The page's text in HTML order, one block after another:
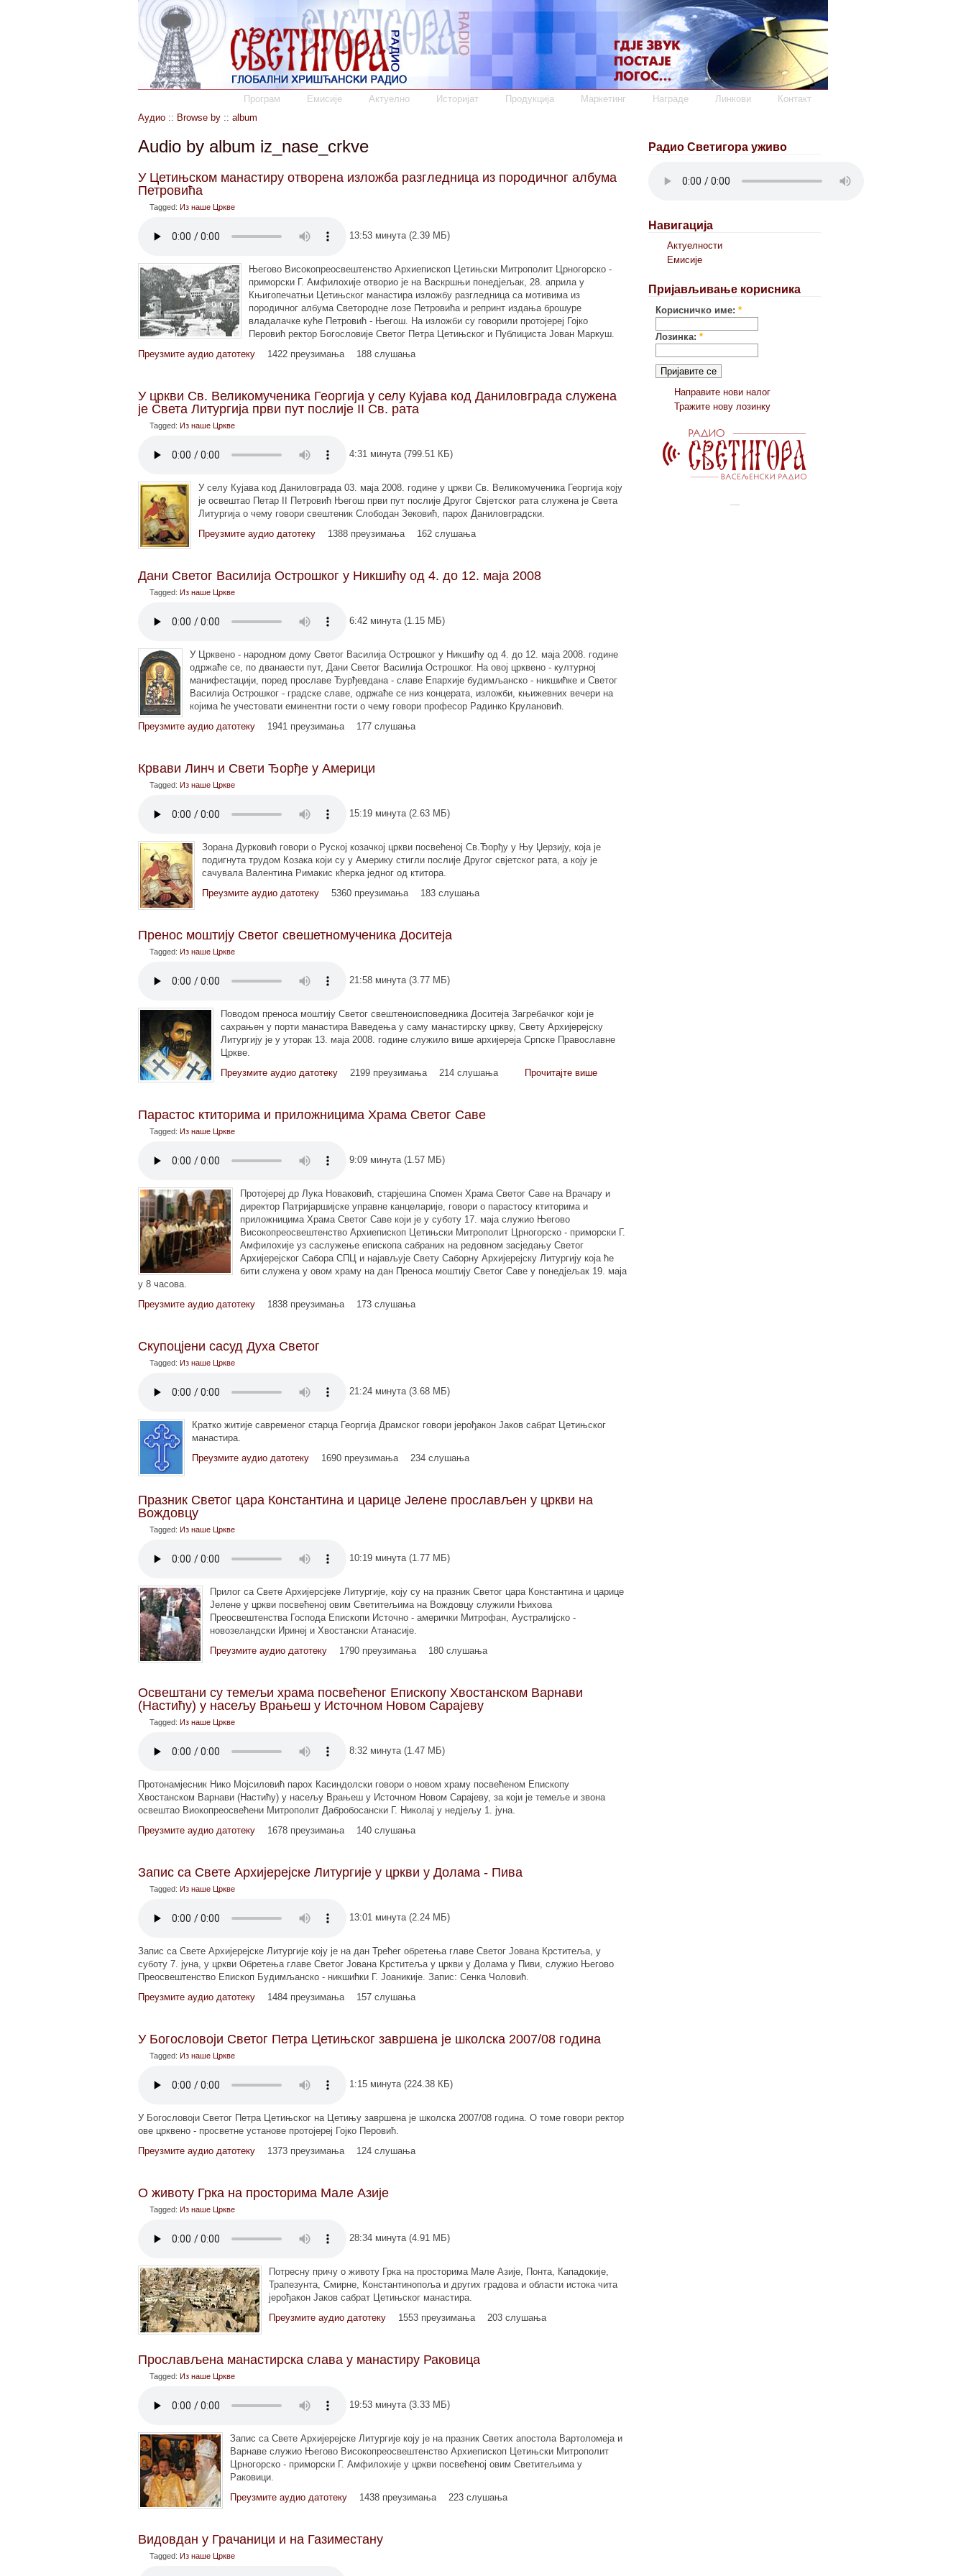
Програм Емисије Актуелно Историјат Продукција Маркетинг Награде Линкови
Контакт
Аудио :: Browse by :: album
Audio by album iz_nase_crkve
У Цетињском манастиру отворена изложба разгледница из породичног албума
Петровића
Tagged: Из наше Цркве
13:53 минута (2.39 МБ)
Његово Високопреосвештенство Архиепископ Цетињски Митрополит Црногорско -
приморски Г. Амфилохије отворио је на Васкршњи понедјељак, 28. априла у
Књигопечатњи Цетињског манастира изложбу разгледница са мотивима из
породичног албума Светородне лозе Петровића и репринт издања брошуре
владалачке куће Петровић - Његош. На изложби су говорили протојереј Гојко
Перовић ректор Богословије Светог Петра Цетињског и Публициста Јован Маркуш.
Преузмите аудио датотеку
1422 преузимања 188 слушања
У цркви Св. Великомученика Георгија у селу Кујава код Даниловграда служена
је Света Литургија први пут послије II Св. рата
Tagged: Из наше Цркве
4:31 минута (799.51 КБ)
У селу Кујава код Даниловграда 03. маја 2008. године у цркви Св. Великомученика Георгија коју
је освештао Петар II Петровић Његош први пут послије Другог Свјетског рата служена је Света
Литургија о чему говори свештеник Слободан Зековић, парох Даниловградски.
Преузмите аудио датотеку
1388 преузимања 162 слушања
Дани Светог Василија Острошког у Никшићу од 4. до 12. маја 2008
Tagged: Из наше Цркве
6:42 минута (1.15 МБ)
У Црквено - народном дому Светог Василија Острошког у Никшићу од 4. до 12. маја 2008. године
одржаће се, по дванаести пут, Дани Светог Василија Острошког. На овој црквено - културној
манифестацији, поред прославе Ђурђевдана - славе Епархије будимљанско - никшићке и Светог
Василија Острошког - градске славе, одржаће се низ концерата, изложби, књижевних вечери на
којима ће учестовати еминентни гости о чему говори професор Радинко Крулановић.
Преузмите аудио датотеку
1941 преузимања 177 слушања
Крвави Линч и Свети Ђорђе у Америци
Tagged: Из наше Цркве
15:19 минута (2.63 МБ)
Зорана Дурковић говори о Руској козачкој цркви посвећеној Св.Ђорђу у Њу Џерзију, која је
подигнута трудом Козака који су у Америку стигли послије Другог свјетског рата, а коју је
сачувала Валентина Римакис кћерка једног од ктитора.
Преузмите аудио датотеку
5360 преузимања 183 слушања
Пренос моштију Светог свешетномученика Доситеја
Tagged: Из наше Цркве
21:58 минута (3.77 МБ)
Поводом преноса моштију Светог свештеноисповедника Доситеја Загребачког који је
сахрањен у порти манастира Ваведења у саму манастирску цркву, Свету Архијерејску
Литургију је у уторак 13. маја 2008. године служило више архијереја Српске Православне
Цркве.
Преузмите аудио датотеку
2199 преузимања 214 слушања Прочитајте више
Парастос ктиторима и приложницима Храма Светог Саве
Tagged: Из наше Цркве
9:09 минута (1.57 МБ)
Протојереј др Лука Новаковић, старјешина Спомен Храма Светог Саве на Врачару и
директор Патријаршијске управне канцеларије, говори о парастосу ктиторима и
приложницима Храма Светог Саве који је у суботу 17. маја служио Његово
Високопреосвештенство Архиепископ Цетињски Митрополит Црногорско - приморски Г.
Амфилохије уз саслужење епископа сабраних на редовном засједању Светог
Архијерејског Сабора СПЦ и најављује Свету Саборну Архијерејску Литургију која ће
бити служена у овом храму на дан Преноса моштију Светог Саве у понедјељак 19. маја
у 8 часова.
Преузмите аудио датотеку
1838 преузимања 173 слушања
Скупоцјени сасуд Духа Светог
Tagged: Из наше Цркве
21:24 минута (3.68 МБ)
Кратко житије савременог старца Георгија Драмског говори јерођакон Јаков сабрат Цетињског
манастира.
Преузмите аудио датотеку
1690 преузимања 234 слушања
Празник Светог цара Константина и царице Јелене прослављен у цркви на
Вождовцу
Tagged: Из наше Цркве
10:19 минута (1.77 МБ)
Прилог са Свете Архијерсјеке Литургије, коју су на празник Светог цара Константина и царице
Јелене у цркви посвећеној овим Светитељима на Вождовцу служили Њихова
Преосвештенства Господа Епископи Источно - амерички Митрофан, Аустралијско -
новозеландски Иринеј и Хвостански Атанасије.
Преузмите аудио датотеку
1790 преузимања 180 слушања
Освештани су темељи храма посвећеног Епископу Хвостанском Варнави
(Настићу) у насељу Врањеш у Источном Новом Сарајеву
Tagged: Из наше Цркве
8:32 минута (1.47 МБ)
Протонамјесник Нико Мојсиловић парох Касиндолски говори о новом храму посвећеном Епископу
Хвостанском Варнави (Настићу) у насељу Врањеш у Источном Новом Сарајеву, за који је темеље и звона
освештао Виокопреосвећени Митрополит Дабробосански Г. Николај у недјељу 1. јуна.
Преузмите аудио датотеку
1678 преузимања 140 слушања
Запис са Свете Архијерејске Литургије у цркви у Долама - Пива
Tagged: Из наше Цркве
13:01 минута (2.24 МБ)
Запис са Свете Архијерејске Литургије коју је на дан Трећег обретења главе Светог Јована Крститеља, у
суботу 7. јуна, у цркви Обретења главе Светог Јована Крститеља у цркви у Долама у Пиви, служио Његово
Преосвештенство Епископ Будимљанско - никшићки Г. Јоаникије. Запис: Сенка Чоловић.
Преузмите аудио датотеку
1484 преузимања 157 слушања
У Богословоји Светог Петра Цетињског завршена је школска 2007/08 година
Tagged: Из наше Цркве
1:15 минута (224.38 КБ)
У Богословоји Светог Петра Цетињског на Цетињу завршена је школска 2007/08 година. О томе говори ректор
ове црквено - просветне установе протојереј Гојко Перовић.
Преузмите аудио датотеку
1373 преузимања 124 слушања
О животу Грка на просторима Мале Азије
Tagged: Из наше Цркве
28:34 минута (4.91 МБ)
Потресну причу о животу Грка на просторима Мале Азије, Понта, Кападокије,
Трапезунта, Смирне, Константинопоља и других градова и области истока чита
јерођакон Јаков сабрат Цетињског манастира.
Преузмите аудио датотеку
1553 преузимања 203 слушања
Прослављена манастирска слава у манастиру Раковица
Tagged: Из наше Цркве
19:53 минута (3.33 МБ)
Запис са Свете Архијерејске Литургије коју је на празник Светих апостола Вартоломеја и
Варнаве служио Његово Високопреосвештенство Архиепископ Цетињски Митрополит
Црногорско - приморски Г. Амфилохије у цркви посвећеној овим Светитељима у
Раковици.
Преузмите аудио датотеку
1438 преузимања 223 слушања
Видовдан у Грачаници и на Газиместану
Tagged: Из наше Цркве
Радио Светигора уживо
Навигација
Актуелности
Емисије
Пријављивање корисника
Корисничко име: *
Лозинка: *
Направите нови налог
Тражите нову лозинку